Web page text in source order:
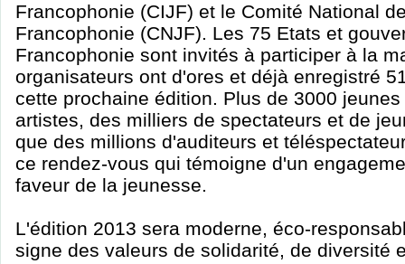
Francophonie (CIJF) et le Comité National
Francophonie (CNJF). Les 75 Etats et
Francophonie sont invités à participer à la
organisateurs ont d'ores et déjà enregistré
cette prochaine édition. Plus de 3000
artistes, des milliers de spectateurs et de
que des millions d'auditeurs et
ce rendez-vous qui témoigne d'un
faveur de la jeunesse.
L'édition 2013 sera moderne, éco-
signe des valeurs de solidarité, de diversité